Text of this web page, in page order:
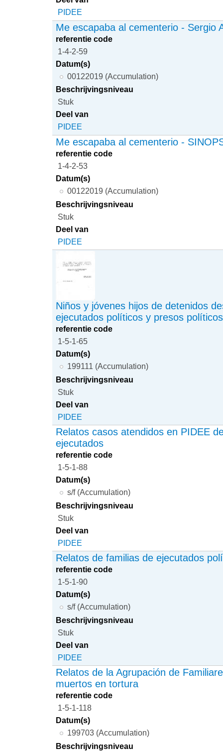
PIDEE
Me escapaba al cementerio - Sergio
referentie code
1-4-2-59
Datum(s)
00122019 (Accumulation)
Beschrijvingsniveau
Stuk
Deel van
PIDEE
Me escapaba al cementerio -
referentie code
1-4-2-53
Datum(s)
00122019 (Accumulation)
Beschrijvingsniveau
Stuk
Deel van
PIDEE
Niños y jóvenes hijos de detenidos
ejecutados políticos y presos políticos
referentie code
1-5-1-65
Datum(s)
199111 (Accumulation)
Beschrijvingsniveau
Stuk
Deel van
PIDEE
Relatos casos atendidos en PIDEE
ejecutados
referentie code
1-5-1-88
Datum(s)
s/f (Accumulation)
Beschrijvingsniveau
Stuk
Deel van
PIDEE
Relatos de familias de ejecutados
referentie code
1-5-1-90
Datum(s)
s/f (Accumulation)
Beschrijvingsniveau
Stuk
Deel van
PIDEE
Relatos de la Agrupación de
muertos en tortura
referentie code
1-5-1-118
Datum(s)
199703 (Accumulation)
Beschrijvingsniveau